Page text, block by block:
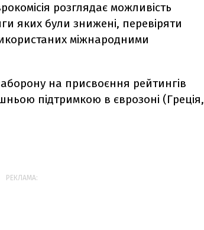
розглядає можливість
яких були знижені, перевіряти
міжнародними
на присвоєння рейтингів
підтримкою в єврозоні (Греція,
РЕКЛАМА: